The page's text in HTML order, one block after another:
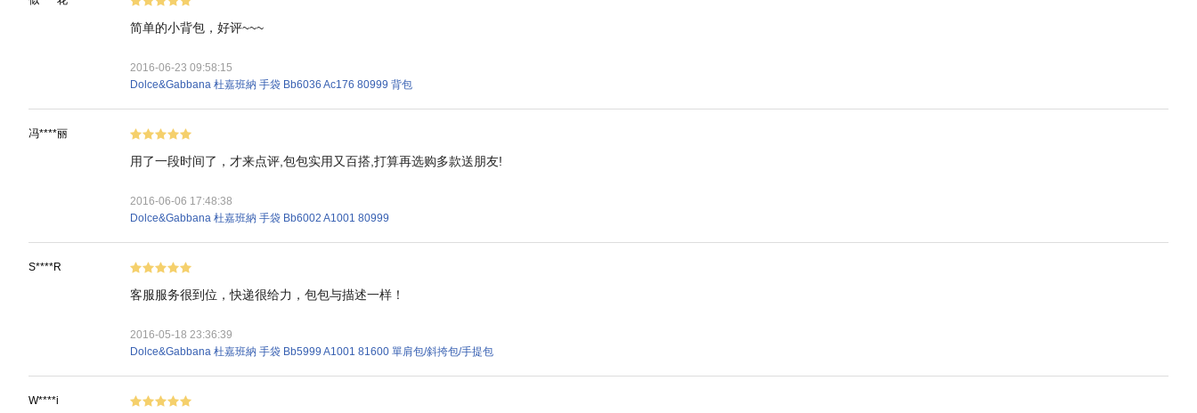
简单的小背包，好评~~~
2016-06-23 09:58:15
Dolce&Gabbana 杜嘉班納 手袋 Bb6036 Ac176 80999 背包
冯****丽
用了一段时间了，才来点评,包包实用又百搭,打算再选购多款送朋友!
2016-06-06 17:48:38
Dolce&Gabbana 杜嘉班納 手袋 Bb6002 A1001 80999
S****R
客服服务很到位，快递很给力，包包与描述一样！
2016-05-18 23:36:39
Dolce&Gabbana 杜嘉班納 手袋 Bb5999 A1001 81600 單肩包/斜挎包/手提包
W****i